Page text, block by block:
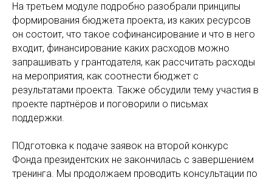
На третьем модуле подробно разобрали принципы
формирования бюджета проекта, из каких ресурсов
он состоит, что такое софинансирование и что в него
входит, финансирование каких расходов можно
запрашивать у грантодателя, как рассчитать расходы
на мероприятия, как соотнести бюджет с
результатами проекта. Также обсудили тему участия в
проекте партнёров и поговорили о письмах
поддержки.
ПОдготовка к подаче заявок на второй конкурс
Фонда президентских не закончилась с завершением
тренинга. Мы продолжаем проводить консультации по